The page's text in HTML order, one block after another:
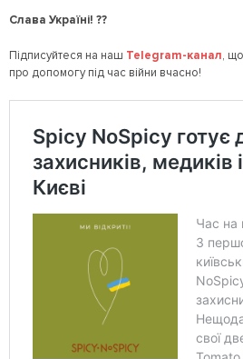
Слава Україні! ??
Підписуйтеся на наш Telegram-канал,
про допомогу під час війни вчасно!